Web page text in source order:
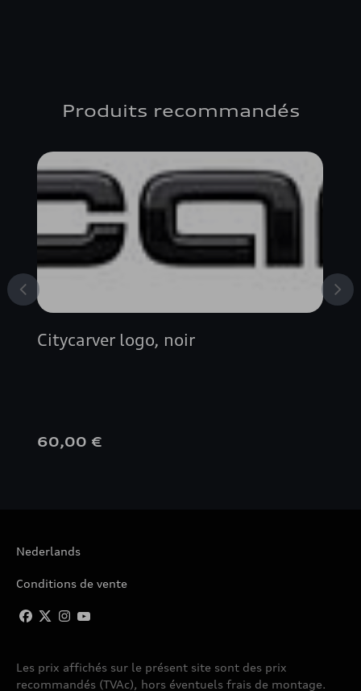
Produits recommandés
Citycarver logo, noir
60,00 €
Nederlands
Conditions de vente
Les prix affichés sur le présent site sont des prix
recommandés (TVAc), hors éventuels frais de montage.